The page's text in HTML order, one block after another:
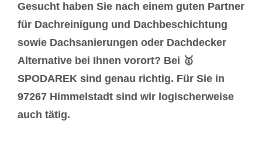
Gesucht haben Sie nach einem guten Partner
für Dachreinigung und Dachbeschichtung
sowie Dachsanierungen oder Dachdecker
Alternative bei Ihnen vorort? Bei 🥇
SPODAREK sind genau richtig. Für Sie in
97267 Himmelstadt sind wir logischerweise
auch tätig.